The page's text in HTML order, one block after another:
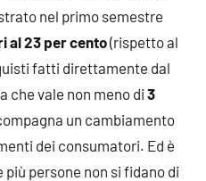
nel primo semestre
al 23 per cento(rispetto al
fatti direttamente dal
che vale non meno di 3
un cambiamento
dei consumatori. Ed è
persone non si fidano di